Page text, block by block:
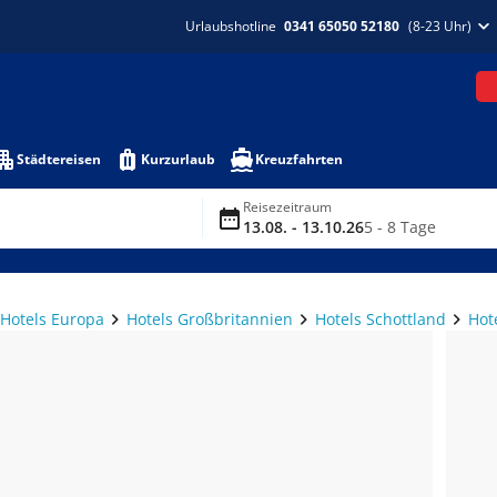
Urlaubshotline 0341 65050 52180 (8-23 Uhr)
Städtereisen Kurzurlaub Kreuzfahrten
Reisezeitraum
13.08. - 13.10.265 - 8 Tage
Hotels Europa Hotels Großbritannien Hotels Schottland